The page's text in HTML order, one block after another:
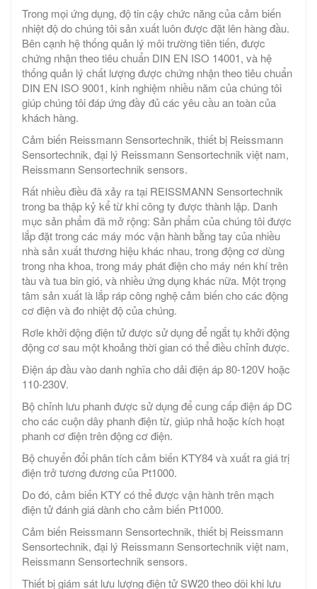
Trong mọi ứng dụng, độ tin cậy chức năng của cảm biến
nhiệt độ do chúng tôi sản xuất luôn được đặt lên hàng đầu.
Bên cạnh hệ thống quản lý môi trường tiên tiến, được
chứng nhận theo tiêu chuẩn DIN EN ISO 14001, và hệ
thống quản lý chất lượng được chứng nhận theo tiêu chuẩn
DIN EN ISO 9001, kinh nghiệm nhiều năm của chúng tôi
giúp chúng tôi đáp ứng đầy đủ các yêu cầu an toàn của
khách hàng.
Cảm biến Reissmann Sensortechnik, thiết bị Reissmann
Sensortechnik, đại lý Reissmann Sensortechnik việt nam,
Reissmann Sensortechnik sensors.
Rất nhiều điều đã xảy ra tại REISSMANN Sensortechnik
trong ba thập kỷ kể từ khi công ty được thành lập. Danh
mục sản phẩm đã mở rộng: Sản phẩm của chúng tôi được
lắp đặt trong các máy móc vận hành bằng tay của nhiều
nhà sản xuất thương hiệu khác nhau, trong động cơ dùng
trong nha khoa, trong máy phát điện cho máy nén khí trên
tàu và tua bin gió, và nhiều ứng dụng khác nữa. Một trọng
tâm sản xuất là lắp ráp công nghệ cảm biến cho các động
cơ điện và đo nhiệt độ của chúng.
Rơle khởi động điện tử được sử dụng để ngắt tụ khởi động
động cơ sau một khoảng thời gian có thể điều chỉnh được.
Điện áp đầu vào danh nghĩa cho dải điện áp 80-120V hoặc
110-230V.
Bộ chỉnh lưu phanh được sử dụng để cung cấp điện áp DC
cho các cuộn dây phanh điện từ, giúp nhả hoặc kích hoạt
phanh cơ điện trên động cơ điện.
Bộ chuyển đổi phân tích cảm biến KTY84 và xuất ra giá trị
điện trở tương đương của Pt1000.
Do đó, cảm biến KTY có thể được vận hành trên mạch
điện tử đánh giá dành cho cảm biến Pt1000.
Cảm biến Reissmann Sensortechnik, thiết bị Reissmann
Sensortechnik, đại lý Reissmann Sensortechnik việt nam,
Reissmann Sensortechnik sensors.
Thiết bị giám sát lưu lượng điện tử SW20 theo dõi khi lưu